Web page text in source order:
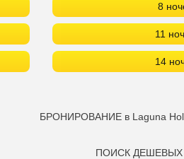
8
11
14
БРОНИРОВАНИЕ в Laguna
ПОИСК ДЕШЕВЫХ